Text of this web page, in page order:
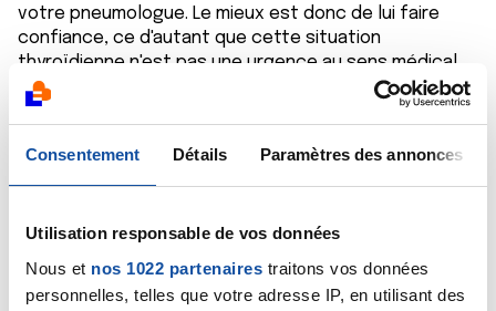
Consentement Détails Paramètres des annonces
Utilisation responsable de vos données
Nous et nos 1022 partenaires traitons vos données
personnelles, telles que votre adresse IP, en utilisant des
votre pneumologue. Le mieux est donc de lui faire
confiance, ce d'autant que cette situation
thyroïdienne n'est pas une urgence au sens médical
du terme.
Bien cordialement
Citer